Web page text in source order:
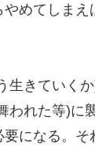
めてしま
生きていく
われた等)に
になる。